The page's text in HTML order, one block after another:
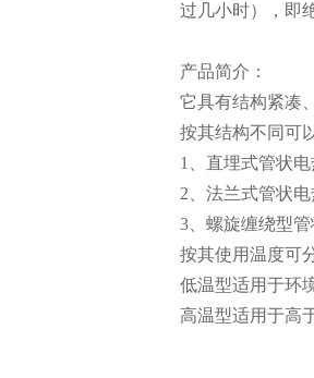
过几小时），即
产品简介：
它具有结构紧凑
按其结构不同可
1、直埋式管状
2、法兰式管状
3、螺旋缠绕型
按其使用温度可
低温型适用于环
高温型适用于高